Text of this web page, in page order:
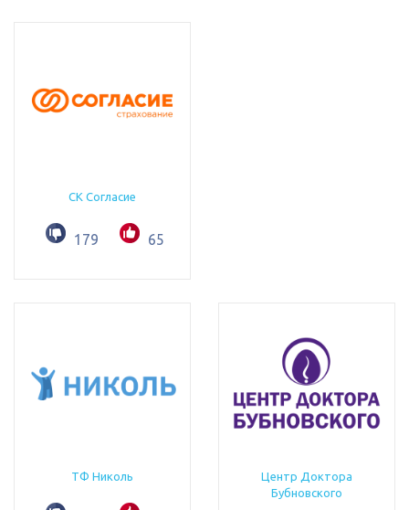
СК Согласие
179 65
ТФ Николь
Центр Доктора
Бубновского